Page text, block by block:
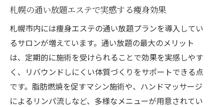
札幌の通い放題エステで実感する痩身効果
札幌市内には痩身エステの通い放題プランを導入してい
るサロンが増えています。通い放題の最大のメリット
は、定期的に施術を受けられることで効果を実感しやす
く、リバウンドしにくい体質づくりをサポートできる点
です。脂肪燃焼を促すマシン施術や、ハンドマッサージ
によるリンパ流しなど、多様なメニューが用意されてい